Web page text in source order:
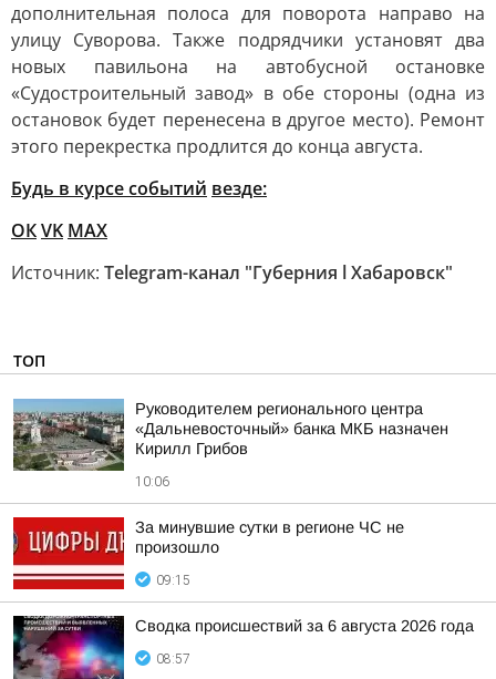
дополнительная полоса для поворота направо на
улицу Суворова. Также подрядчики установят два
новых павильона на автобусной остановке
«Судостроительный завод» в обе стороны (одна из
остановок будет перенесена в другое место). Ремонт
этого перекрестка продлится до конца августа.
Будь в курсе событий везде:
ОКVK MAX
Источник: Telegram-канал "Губерния l Хабаровск"
ТОП
Руководителем регионального центра
«Дальневосточный» банка МКБ назначен
Кирилл Грибов
10:06
За минувшие сутки в регионе ЧС не
произошло
09:15
Сводка происшествий за 6 августа 2026 года
08:57